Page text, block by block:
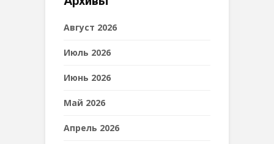
Август 2026
Июль 2026
Июнь 2026
Май 2026
Апрель 2026